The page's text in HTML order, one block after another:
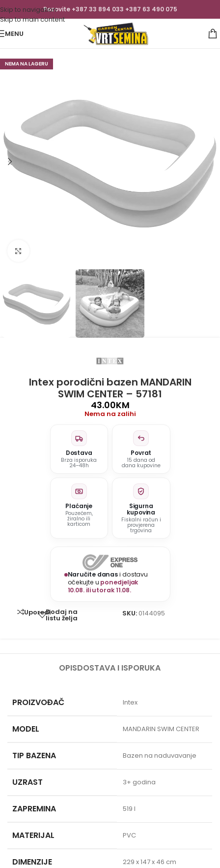
Skip to navigation
Skip to main content
Pozovite +387 33 894 033 +387 63 490 075
MENU
NEMA NA LAGERU
Intex porodični bazen MANDARIN
SWIM CENTER – 57181
43.00KM
Nema na zalihi
Dostava
Brza isporuka
24–48h
Povrat
15 dana od
dana kupovine
Plaćanje
Pouzećem,
žiralno ili
karticom
Sigurna
kupovina
Fiskalni račun i
provjerena
trgovina
Naručite danasi dostavu
očekujte u ponedjeljak
10.08. ili utorak 11.08.
UporediDodaj na
listu želja
SKU: 0144095
OPISDOSTAVA I ISPORUKA
PROIZVOĐAČ Intex
MODEL MANDARIN SWIM CENTER
TIP BAZENA Bazen na naduvavanje
UZRAST 3+ godina
ZAPREMINA 519 l
MATERIJAL PVC
DIMENZIJE 229 x 147 x 46 cm